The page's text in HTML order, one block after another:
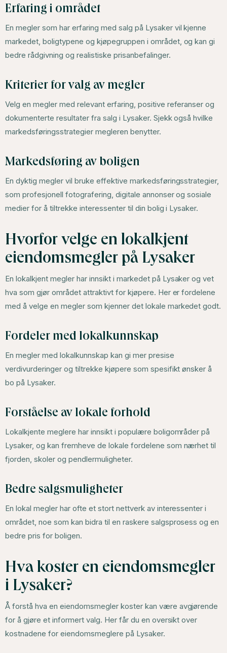
Erfaring i området
En megler som har erfaring med salg på Lysaker vil kjenne
markedet, boligtypene og kjøpegruppen i området, og kan gi
bedre rådgivning og realistiske prisanbefalinger.
Kriterier for valg av megler
Velg en megler med relevant erfaring, positive referanser og
dokumenterte resultater fra salg i Lysaker. Sjekk også hvilke
markedsføringsstrategier megleren benytter.
Markedsføring av boligen
En dyktig megler vil bruke effektive markedsføringsstrategier,
som profesjonell fotografering, digitale annonser og sosiale
medier for å tiltrekke interessenter til din bolig i Lysaker.
Hvorfor velge en lokalkjent
eiendomsmegler på Lysaker
En lokalkjent megler har innsikt i markedet på Lysaker og vet
hva som gjør området attraktivt for kjøpere. Her er fordelene
med å velge en megler som kjenner det lokale markedet godt.
Fordeler med lokalkunnskap
En megler med lokalkunnskap kan gi mer presise
verdivurderinger og tiltrekke kjøpere som spesifikt ønsker å
bo på Lysaker.
Forståelse av lokale forhold
Lokalkjente meglere har innsikt i populære boligområder på
Lysaker, og kan fremheve de lokale fordelene som nærhet til
fjorden, skoler og pendlermuligheter.
Bedre salgsmuligheter
En lokal megler har ofte et stort nettverk av interessenter i
området, noe som kan bidra til en raskere salgsprosess og en
bedre pris for boligen.
Hva koster en eiendomsmegler
i Lysaker?
Å forstå hva en eiendomsmegler koster kan være avgjørende
for å gjøre et informert valg. Her får du en oversikt over
kostnadene for eiendomsmeglere på Lysaker.